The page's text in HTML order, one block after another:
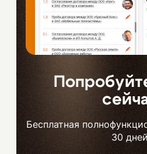
Бесплатная
30